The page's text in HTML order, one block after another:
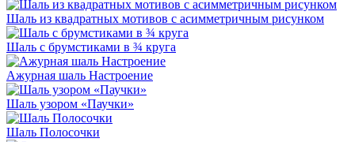
Шаль из квадратных мотивов с асимметричным рисунком
Шаль с брумстиками в ¾ круга
Ажурная шаль Настроение
Шаль узором «Паучки»
Шаль Полосочки